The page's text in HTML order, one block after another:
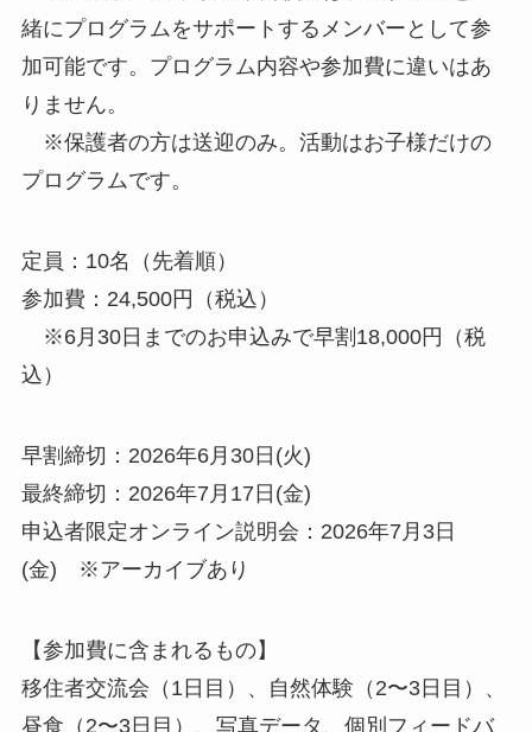
緒にプログラムをサポートするメンバーとして参
加可能です。プログラム内容や参加費に違いはあ
りません。
※保護者の方は送迎のみ。活動はお子様だけの
プログラムです。
定員：10名（先着順）
参加費：24,500円（税込）
※6月30日までのお申込みで早割18,000円（税
込）
早割締切：2026年6月30日(火)
最終締切：2026年7月17日(金)
申込者限定オンライン説明会：2026年7月3日
(金) ※アーカイブあり
【参加費に含まれるもの】
移住者交流会（1日目）、自然体験（2〜3日目）、
昼食（2〜3日目）、写真データ、個別フィードバ